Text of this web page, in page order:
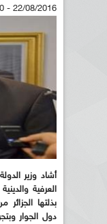
22/08/2016 - 11:20
أشاد وزير
العرفية
بذلتها
دول الجوار